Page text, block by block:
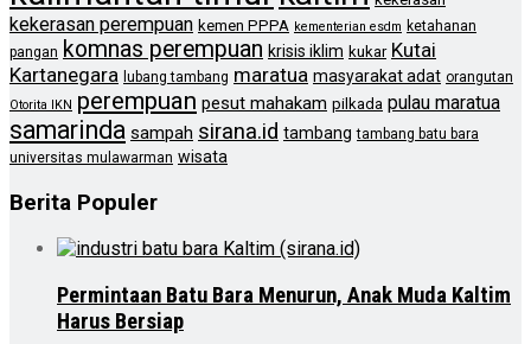
kekerasan perempuan kemen PPPA kementerian esdm ketahanan
pangan komnas perempuan krisis iklim kukar Kutai
Kartanegara lubang tambang maratua masyarakat adat orangutan
Otorita IKN perempuan pesut mahakam pilkada pulau maratua
samarinda sampah sirana.id tambang tambang batu bara
universitas mulawarman wisata
Berita Populer
Permintaan Batu Bara Menurun, Anak Muda Kaltim
Harus Bersiap